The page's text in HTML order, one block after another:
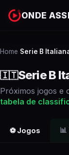
ONDE
Home Serie B
🇮🇹Serie B
Próximos jogos e
tabela de
⚽ Jogos 📊